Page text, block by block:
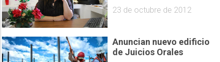
23 de octubre de 2012
Anuncian nuevo edificio
de Juicios Orales